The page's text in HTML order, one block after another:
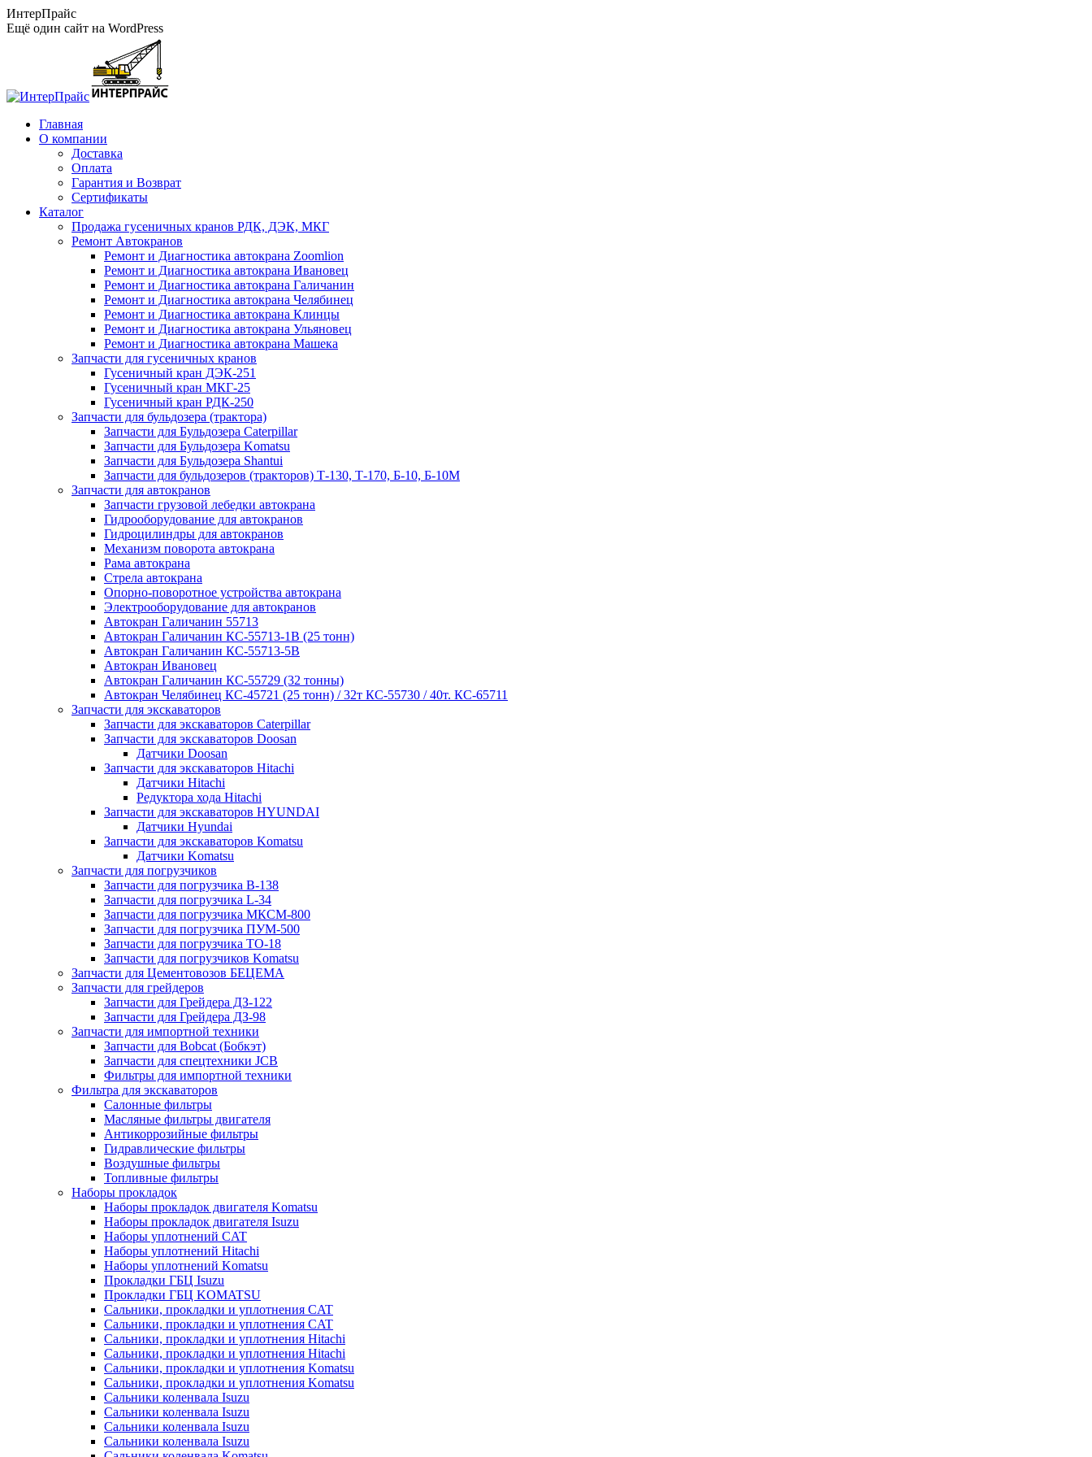
Перейти
к
ИнтерПрайс
Ещё один сайт на WordPress
Главная
О компании
Доставка
Оплата
Гарантия и Возврат
Сертификаты
Каталог
Продажа гусеничных кранов РДК, ДЭК, МКГ
Ремонт Автокранов
Ремонт и Диагностика автокрана Zoomlion
Ремонт и Диагностика автокрана Ивановец
Ремонт и Диагностика автокрана Галичанин
Ремонт и Диагностика автокрана Челябинец
Ремонт и Диагностика автокрана Клинцы
Ремонт и Диагностика автокрана Ульяновец
Ремонт и Диагностика автокрана Машека
Запчасти для гусеничных кранов
Гусеничный кран ДЭК-251
Гусеничный кран МКГ-25
Гусеничный кран РДК-250
Запчасти для бульдозера (трактора)
Запчасти для Бульдозера Caterpillar
Запчасти для Бульдозера Komatsu
Запчасти для Бульдозера Shantui
Запчасти для бульдозеров (тракторов) Т-130, Т-170, Б-10, Б-10М
Запчасти для автокранов
Запчасти грузовой лебедки автокрана
Гидрооборудование для автокранов
Гидроцилиндры для автокранов
Механизм поворота автокрана
Рама автокрана
Стрела автокрана
Опорно-поворотное устройства автокрана
Электрооборудование для автокранов
Автокран Галичанин 55713
Автокран Галичанин КС-55713-1В (25 тонн)
Автокран Галичанин КС-55713-5В
Автокран Ивановец
Автокран Галичанин КС-55729 (32 тонны)
Автокран Челябинец КС-45721 (25 тонн) / 32т КС-55730 / 40т. КС-65711
Запчасти для экскаваторов
Запчасти для экскаваторов Caterpillar
Запчасти для экскаваторов Doosan
Датчики Doosan
Запчасти для экскаваторов Hitachi
Датчики Hitachi
Редуктора хода Hitachi
Запчасти для экскаваторов HYUNDAI
Датчики Hyundai
Запчасти для экскаваторов Komatsu
Датчики Komatsu
Запчасти для погрузчиков
Запчасти для погрузчика B-138
Запчасти для погрузчика L-34
Запчасти для погрузчика МКСМ-800
Запчасти для погрузчика ПУМ-500
Запчасти для погрузчика ТО-18
Запчасти для погрузчиков Komatsu
Запчасти для Цементовозов БЕЦЕМА
Запчасти для грейдеров
Запчасти для Грейдера ДЗ-122
Запчасти для Грейдера ДЗ-98
Запчасти для импортной техники
Запчасти для Bobcat (Бобкэт)
Запчасти для спецтехники JCB
Фильтры для импортной техники
Фильтра для экскаваторов
Салонные фильтры
Масляные фильтры двигателя
Антикоррозийные фильтры
Гидравлические фильтры
Воздушные фильтры
Топливные фильтры
Наборы прокладок
Наборы прокладок двигателя Komatsu
Наборы прокладок двигателя Isuzu
Наборы уплотнений CAT
Наборы уплотнений Hitachi
Наборы уплотнений Komatsu
Прокладки ГБЦ Isuzu
Прокладки ГБЦ KOMATSU
Сальники, прокладки и уплотнения CAT
Сальники, прокладки и уплотнения CAT
Сальники, прокладки и уплотнения Hitachi
Сальники, прокладки и уплотнения Hitachi
Сальники, прокладки и уплотнения Komatsu
Сальники, прокладки и уплотнения Komatsu
Сальники коленвала Isuzu
Сальники коленвала Isuzu
Сальники коленвала Isuzu
Сальники коленвала Isuzu